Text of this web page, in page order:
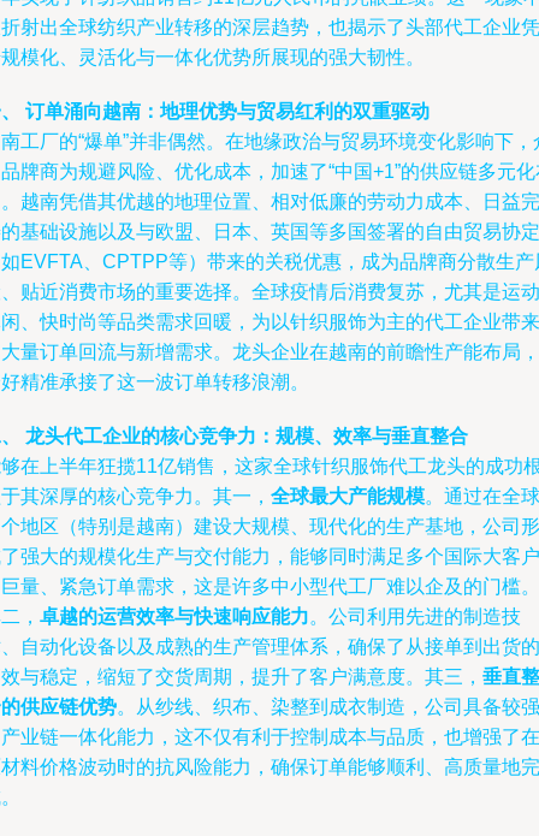
射出全球纺织产业转移的深层趋势，也揭示了头部代工企业凭
模化、灵活化与一体化优势所展现的强大韧性。
订单涌向越南：地理优势与贸易红利的双重驱动
工厂的“爆单”并非偶然。在地缘政治与贸易环境变化影响下，
牌商为规避风险、优化成本，加速了“中国+1”的供应链多元
越南凭借其优越的地理位置、相对低廉的劳动力成本、日益完
基础设施以及与欧盟、日本、英国等多国签署的自由贸易协定
EVFTA、CPTPP等）带来的关税优惠，成为品牌商分散生产
贴近消费市场的重要选择。全球疫情后消费复苏，尤其是运动
、快时尚等品类需求回暖，为以针织服饰为主的代工企业带来
量订单回流与新增需求。龙头企业在越南的前瞻性产能布局，
精准承接了这一波订单转移浪潮。
龙头代工企业的核心竞争力：规模、效率与垂直整合
在上半年狂揽11亿销售，这家全球针织服饰代工龙头的成功
其深厚的核心竞争力。其一， 全球最大产能规模。通过在全球
地区（特别是越南）建设大规模、现代化的生产基地，公司形
强大的规模化生产与交付能力，能够同时满足多个国际大客户
量、紧急订单需求，这是许多中小型代工厂难以企及的门槛。
， 卓越的运营效率与快速响应能力。公司利用先进的制造技
自动化设备以及成熟的生产管理体系，确保了从接单到出货的
与稳定，缩短了交货周期，提升了客户满意度。其三， 垂直整
供应链优势。从纱线、织布、染整到成衣制造，公司具备较强
业链一体化能力，这不仅有利于控制成本与品质，也增强了在
料价格波动时的抗风险能力，确保订单能够顺利、高质量地完